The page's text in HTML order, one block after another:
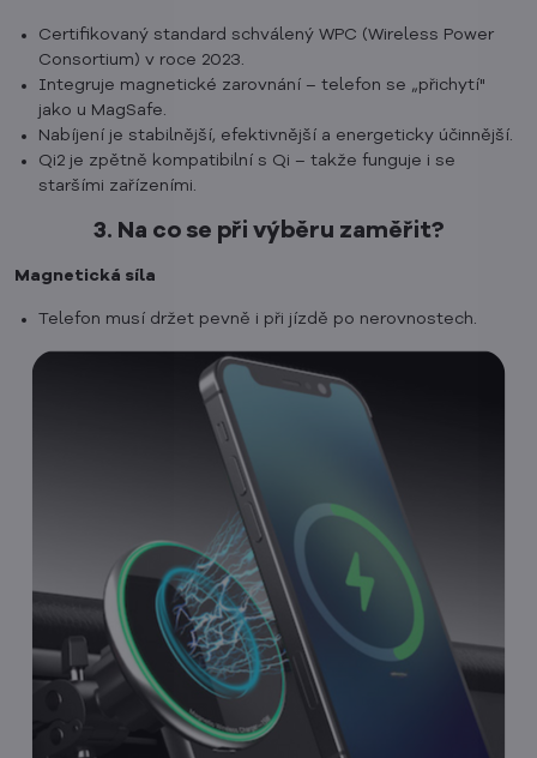
Certifikovaný standard schválený WPC (Wireless Power
Consortium) v roce 2023.
Integruje magnetické zarovnání – telefon se „přichytí"
jako u MagSafe.
Nabíjení je stabilnější, efektivnější a energeticky účinnější.
Qi2 je zpětně kompatibilní s Qi – takže funguje i se
staršími zařízeními.
3. Na co se při výběru zaměřit?
Magnetická síla
Telefon musí držet pevně i při jízdě po nerovnostech.